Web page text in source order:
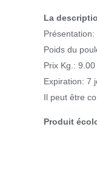
La
Présentation:
Poids du
Prix ​​Kg.:
Expiration: 7
Il peut être
Produit